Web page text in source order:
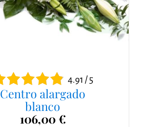
4.91 / 5
Centro alargado
blanco
106,00 €